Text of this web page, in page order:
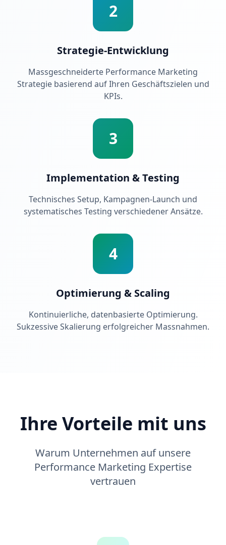
2
Strategie-Entwicklung
Massgeschneiderte Performance Marketing
Strategie basierend auf Ihren Geschäftszielen und
KPIs.
3
Implementation & Testing
Technisches Setup, Kampagnen-Launch und
systematisches Testing verschiedener Ansätze.
4
Optimierung & Scaling
Kontinuierliche, datenbasierte Optimierung.
Sukzessive Skalierung erfolgreicher Massnahmen.
Ihre Vorteile mit uns
Warum Unternehmen auf unsere
Performance Marketing Expertise
vertrauen